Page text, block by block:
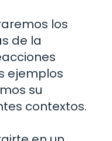
los
de la
ejemplos
su
contextos.